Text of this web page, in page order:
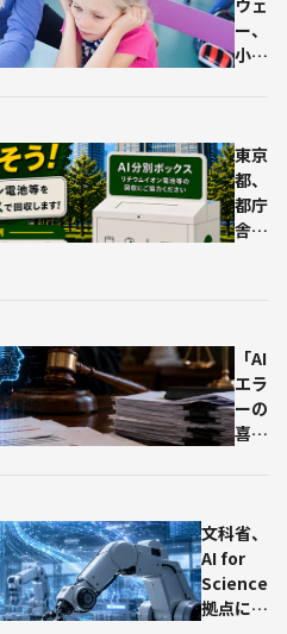
専攻
語体
設を
公
病
院・
電力
会社
ウェ
ー、
小学
原則
認め
ず
基礎
念
東京
都、
都庁
舎に
クル
ボッ
クス
設
イオ
ン電
池内
蔵製
「AI
エラ
ーの
喜
た法
廷ト
ラブ
ル
文科省、
AI for
Science
拠点に分